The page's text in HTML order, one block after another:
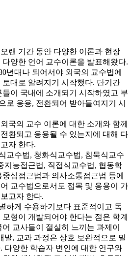
랜 기간 동안 다양한 이론과 현장
양한 언어 교수이론을 발표해왔다.
년대나 되어서야 외국의 교수법에
대로 알려지기 시작했다. 단기간
이 국내에 소개되기 시작하였고 부
로 응용, 전환되어 받아들여지기 시
국의 교수 이론에 대한 소개와 함께
환되고 응용될 수 있는지에 대해 다
자 한다.
교수법, 청화식교수법, 침묵식교수
지능접근법, 직접식교수법, 협동학
심접근법과 의사소통접근법 등에
교수법으로서도 접목 및 응용이 가
고자 한다.
하게 수용하기보다 표준적이고 독
형이 개발되어야 한다는 점은 학계
교사들이 절실히 느끼는 과제이
발, 교과 과정은 상호 보완적으로 밀
다양한 학습자 변인에 대한 연구와